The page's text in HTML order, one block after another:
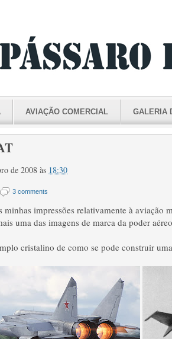
AVIAÇÃO COMERCIAL GALERIA
de 2008 às 18:30
3 comments
minhas impressões relativamente à aviação
uma das imagens de marca da poder
cristalino de como se pode construir